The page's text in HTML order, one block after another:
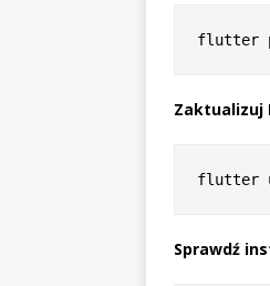
Zaktualizuj
Sprawdź